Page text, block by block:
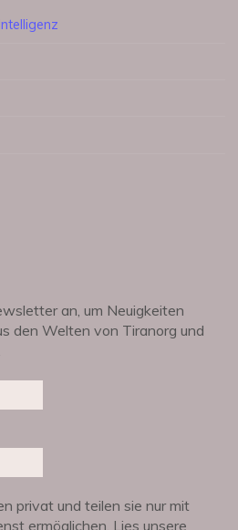
an, um Neuigkeiten
den Welten von Tiranorg und
privat und teilen sie nur mit
ermöglichen. Lies unsere